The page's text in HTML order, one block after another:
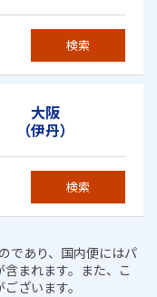
検索
大阪
（伊丹）
検索
であり、国内便にはパ
まれます。また、こ
ざいます。